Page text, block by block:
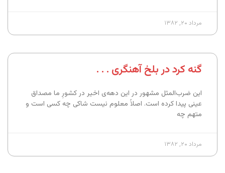
مرداد ۲۰, ۱۳۸۲
گنه کرد در بلخ آهنگری . . .
این ضرب‌المثل مشهور در این دهه‌ی اخیر در کشورِ ما مصداق
عینی پیدا کرده است. اصلاً معلوم نیست شاکی چه کسی است و
متهم چه
مرداد ۲۰, ۱۳۸۲